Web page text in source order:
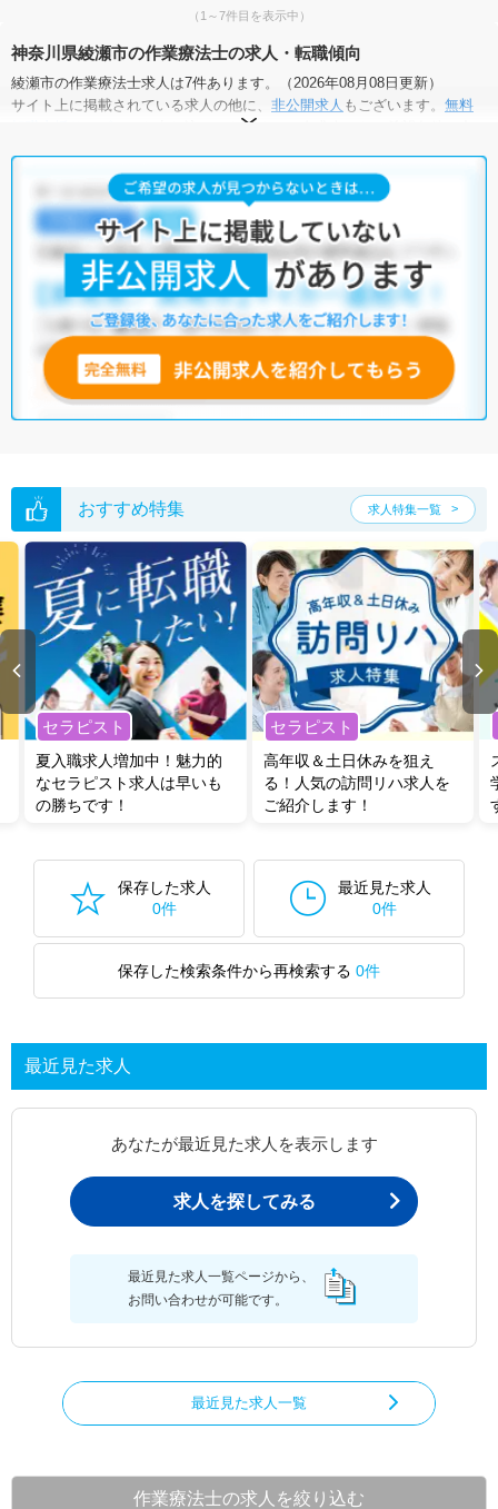
（1～7件目を表示中）
神奈川県綾瀬市の作業療法士の求人・転職傾向
綾瀬市の作業療法士求人は7件あります。（2026年08月08日更新）
サイト上に掲載されている求人の他に、 非公開求人 もございます。 無料
にお申し込みいただくと、全求人からご希望条件に合
綾瀬市の作業療法士求人では以下のような条件が人気です。
土日祝休・積極採用中・ 残業少なめ 正社員(正職員)
ック・介護福祉施設・訪問リハビリ(在宅医療)
他の条件でも人気の求人がございますので、「こだわり条件」から検索
いただくか、お気軽にお問い合わせください。
全国の作業療法士求人から検索いただくことも可能です。
無料転職支援サービス
にお申し込みいただくと、ご希望条件をヒアリン
グした上で求人をご提案いたします。
ご希望条件がまだ定まっていない方は人気の希望条件をピックアップし
い。
おすすめ特集 求人特集一覧
セラピスト
夏入職求人増加中！魅力的
なセラピスト求人は早いも
の勝ちです！
セラピスト
高年収＆土日休みを狙え
る！人気の訪問リハ求人を
ご紹介します！
保存した求人
0件
最近見た求人
0件
保存した検索条件から再検索する 0件
最近見た求人
あなたが最近見た求人を表示します
求人を探してみる
最近見た求人一覧ページから、
お問い合わせが可能です。
最近見た求人一覧
作業療法士の求人を絞り込む